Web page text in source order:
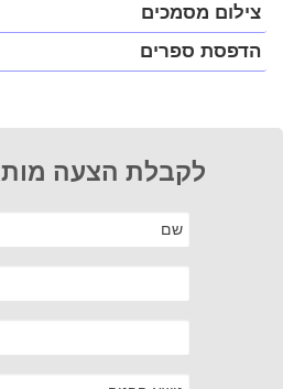
צילום מסמכים
הדפסת ספרים
לקבלת הצעה